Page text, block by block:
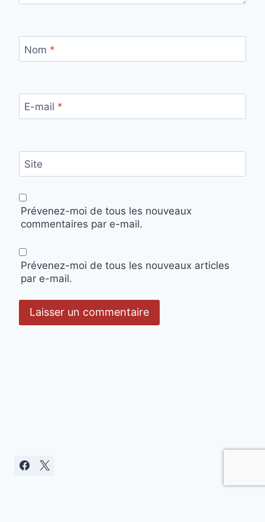
Nom *
E-mail *
Site
Prévenez-moi de tous les nouveaux
commentaires par e-mail.
Prévenez-moi de tous les nouveaux articles
par e-mail.